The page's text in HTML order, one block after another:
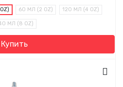
60 МЛ (2 OZ) 120 МЛ (4 OZ)
МЛ (8 OZ)
Купить